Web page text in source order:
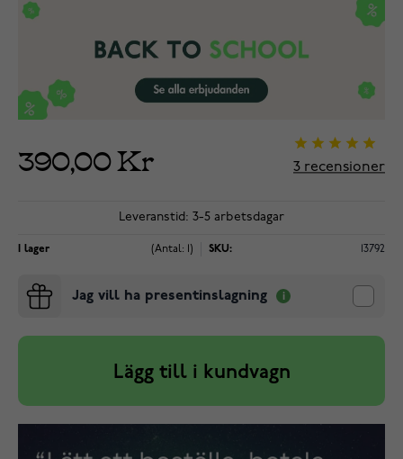
390,00 Kr 3 recensioner
Leveranstid: 3-5 arbetsdagar
I lager (Antal: 1) SKU: 13792
Jag vill ha presentinslagning
Lägg till i kundvagn